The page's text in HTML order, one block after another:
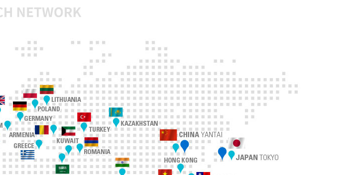
10THERAがベトナム
MOH認証を取得
TENHIがタイTFDA認
証を取得
10THERAがマレーシ
アMDA認証を取得